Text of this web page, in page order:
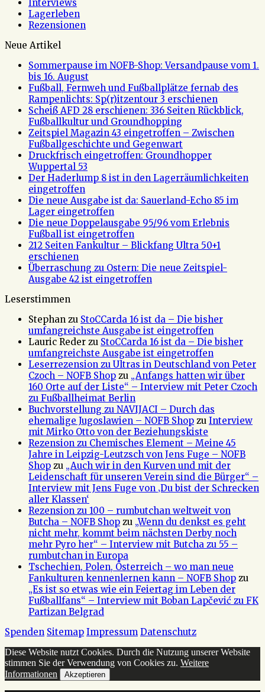
Interviews
Lagerleben
Rezensionen
Neue Artikel
Sommerpause im NOFB-Shop: Versandpause vom 1.
bis 16. August
Fußball, Fernweh und Fußballplätze fernab des
Rampenlichts: Sp(r)itzentour 3 erschienen
Scheiß AFD 28 erschienen: 336 Seiten Rückblick,
Fußballkultur und Groundhopping
Zeitspiel Magazin 43 eingetroffen – Zwischen
Fußballgeschichte und Gegenwart
Druckfrisch eingetroffen: Groundhopper
Wuppertal 53
Der Haderlump 8 ist in den Lagerräumlichkeiten
eingetroffen
Die neue Ausgabe ist da: Sauerland-Echo 85 im
Lager eingetroffen
Die neue Doppelausgabe 95/96 vom Erlebnis
Fußball ist eingetroffen
212 Seiten Fankultur – Blickfang Ultra 50+1
erschienen
Überraschung zu Ostern: Die neue Zeitspiel-
Ausgabe 42 ist eingetroffen
Leserstimmen
Stephan zu StoCCarda 16 ist da – Die bisher
umfangreichste Ausgabe ist eingetroffen
Lauric Reder zu StoCCarda 16 ist da – Die bisher
umfangreichste Ausgabe ist eingetroffen
Leserrezension zu Ultras in Deutschland von Peter
Czoch – NOFB Shop zu „Anfangs hatten wir über
160 Orte auf der Liste“ – Interview mit Peter Czoch
zu Fußballheimat Berlin
Buchvorstellung zu NAVIJACI – Durch das
ehemalige Jugoslawien – NOFB Shop zu Interview
mit Mirko Otto von der Beziehungskiste
Rezension zu Chemisches Element – Meine 45
Jahre in Leipzig-Leutzsch von Jens Fuge – NOFB
Shop zu „Auch wir in den Kurven und mit der
Leidenschaft für unseren Verein sind die Bürger“ –
Interview mit Jens Fuge von ‚Du bist der Schrecken
aller Klassen‘
Rezension zu 100 – rumbutchan weltweit von
Butcha – NOFB Shop zu „Wenn du denkst es geht
nicht mehr, kommt beim nächsten Derby noch
mehr Pyro her“ – Interview mit Butcha zu 55 –
rumbutchan in Europa
Tschechien, Polen, Österreich – wo man neue
Fankulturen kennenlernen kann – NOFB Shop zu
„Es ist so etwas wie ein Feiertag im Leben der
Fußballfans“ – Interview mit Boban Lapčević zu FK
Partizan Belgrad
Spenden Sitemap Impressum Datenschutz
Diese Website nutzt Cookies. Durch die Nutzung unserer Website
stimmen Sie der Verwendung von Cookies zu. Weitere
Informationen
Akzeptieren